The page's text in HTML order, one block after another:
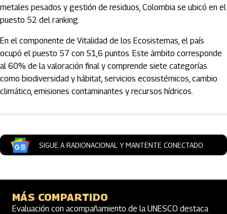
metales pesados y gestión de residuos, Colombia se ubicó en el
puesto 52 del ranking.
En el componente de Vitalidad de los Ecosistemas, el país
ocupó el puesto 57 con 51,6 puntos. Este ámbito corresponde
al 60% de la valoración final y comprende siete categorías
como biodiversidad y hábitat, servicios ecosistémicos, cambio
climático, emisiones contaminantes y recursos hídricos.
SIGUE A RADIONACIONAL Y MANTENTE CONECTADO
MÁS COMPARTIDO
Evaluación con acompañamiento de la UNESCO destaca